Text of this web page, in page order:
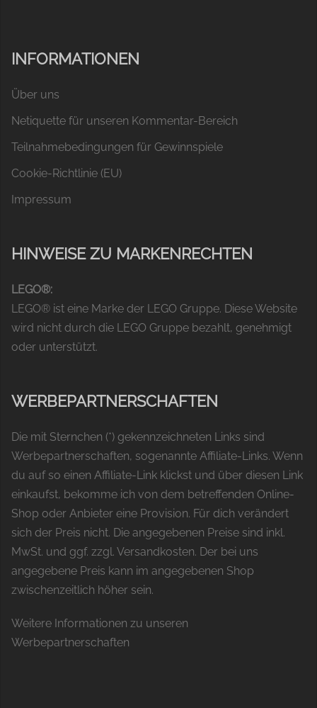
INFORMATIONEN
Über uns
Netiquette für unseren Kommentar-Bereich
Teilnahmebedingungen für Gewinnspiele
Cookie-Richtlinie (EU)
Impressum
HINWEISE ZU MARKENRECHTEN
LEGO®:
LEGO® ist eine Marke der LEGO Gruppe. Diese Website
wird nicht durch die LEGO Gruppe bezahlt, genehmigt
oder unterstützt.
WERBEPARTNERSCHAFTEN
Die mit Sternchen (*) gekennzeichneten Links sind
Werbepartnerschaften, sogenannte Affiliate-Links. Wenn
du auf so einen Affiliate-Link klickst und über diesen Link
einkaufst, bekomme ich von dem betreffenden Online-
Shop oder Anbieter eine Provision. Für dich verändert
sich der Preis nicht. Die angegebenen Preise sind inkl.
MwSt. und ggf. zzgl. Versandkosten. Der bei uns
angegebene Preis kann im angegebenen Shop
zwischenzeitlich höher sein.
Weitere Informationen zu unseren
Werbepartnerschaften